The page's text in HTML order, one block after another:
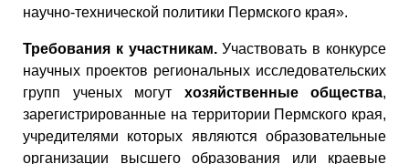
научно-технической политики Пермского края».
Требования к участникам.Участвовать в конкурсе
научных проектов региональных исследовательских
групп ученых могут хозяйственные общества,
зарегистрированные на территории Пермского края,
учредителями которых являются образовательные
организации высшего образования или краевые